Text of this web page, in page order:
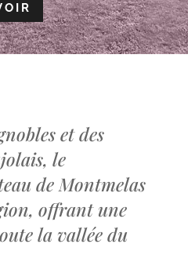
et des
le
de Montmelas
offrant une
la vallée du